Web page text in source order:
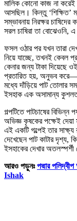
মালিক কোনো কাজ না করেই
আসছিল। কিন্তু ‘শিক্ষিত’
সম্ভাবনায় নিরক্ষর
সরল চাষিরা তা বোঝেওনি,
ফসল ওঠার পর যখন তারা
নিয়ে যাচ্ছে, তখনই কেবল
কেনার জন্য টাকা দিয়েছে
প্রতারিত হয়, অনুভব করে—
মধ্যে দাঁড়িয়ে পাট তোলার
ইসহাক এক অসামান্য
গল্পটিতে পাটচাষের বিভিন্ন
অভিজ্ঞ কৃষকের পক্ষেই
এই একটি গল্পেই তার
দেখেছেন পাট কাটার দৃশ্য,
ইসহাকের দেখার
আরও পড়ুনঃ পদ্মার
Ishak